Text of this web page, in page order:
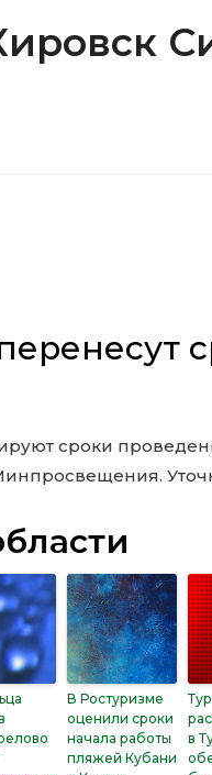
сроки
В Ростуризме
оценили сроки
начала работы
пляжей Кубани
в